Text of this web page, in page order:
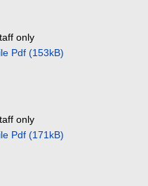
only
Pdf (153kB)
only
Pdf (171kB)